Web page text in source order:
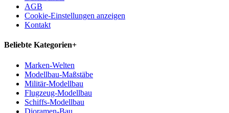
AGB
Cookie-Einstellungen anzeigen
Kontakt
Beliebte Kategorien+
Marken-Welten
Modellbau-Maßstäbe
Militär-Modellbau
Flugzeug-Modellbau
Schiffs-Modellbau
Dioramen-Bau